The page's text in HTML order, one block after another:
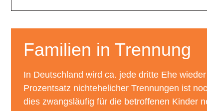
Familien in Trennung
In Deutschland wird ca. jede dritte Ehe
Prozentsatz nichtehelicher Trennungen ist
dies zwangsläufig für die betroffenen Kinder